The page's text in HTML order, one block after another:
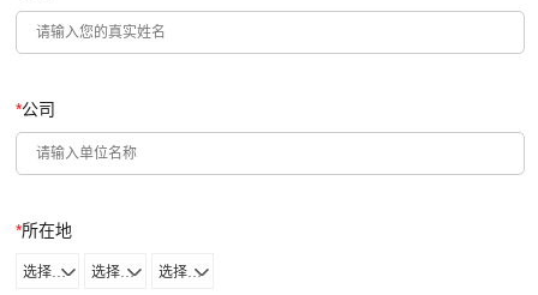
*公司
*所在地
选择省份 选择城市 选择区域